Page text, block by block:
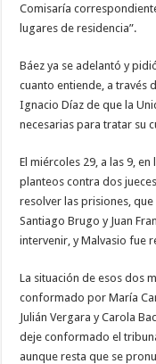
Comisaría
lugares de residencia”.
Báez ya se adelantó y
cuanto entiende, a través
Ignacio Díaz de que la
necesarias para tratar su
El miércoles 29, a las 9,
planteos contra dos
resolver las prisiones,
Santiago Brugo y Juan
intervenir, y Malvasio fue
La situación de esos dos
conformado por María
Julián Vergara y Carola
deje conformado el
aunque resta que se